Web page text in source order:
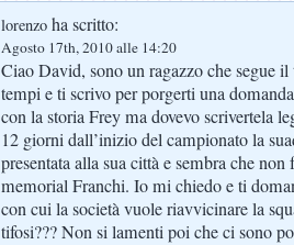
lorenzo ha scritto:
Agosto 17th, 2010 alle 14:20
Ciao David, sono un ragazzo che segue
tempi e ti scrivo per porgerti una
con la storia Frey ma dovevo scrivertela
12 giorni dall’inizio del campionato la
presentata alla sua città e sembra che
memorial Franchi. Io mi chiedo e ti
con cui la società vuole riavvicinare la
tifosi??? Non si lamenti poi che ci sono